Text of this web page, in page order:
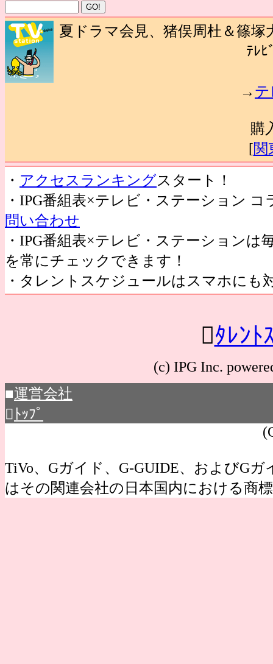
夏ドラマ会見、猪俣周杜＆篠塚
ﾃﾚﾋ
→
購
[関
・ アクセスランキングスタート！
・IPG番組表×テレビ・ステーション
問い合わせ
・IPG番組表×テレビ・ステーション
を常にチェックできます！
・タレントスケジュールはスマホにも
ﾀﾚﾝﾄ
(c) IPG Inc.
■運営会社
 ﾄｯﾌﾟ
TiVo、Gガイド、G-GUIDE、およびG
はその関連会社の日本国内における商